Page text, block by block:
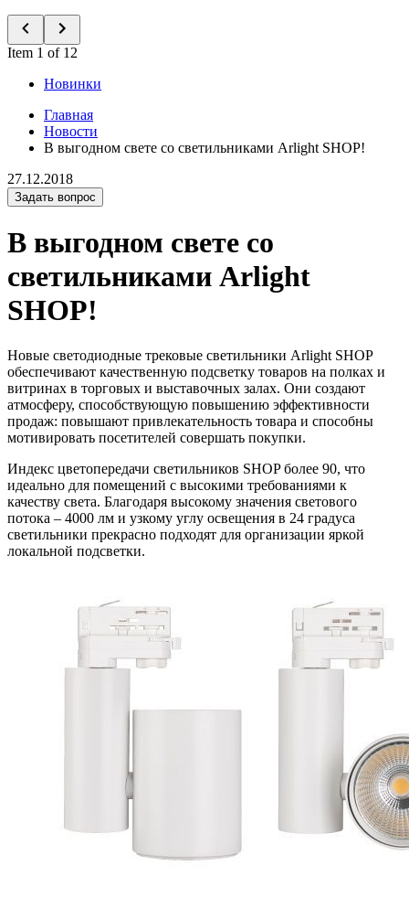
Item 1 of 12
Новинки
Главная
Новости
В выгодном свете со светильниками Arlight SHOP!
27.12.2018
Задать вопрос
В выгодном свете со
светильниками Arlight
SHOP!
Новые светодиодные трековые светильники Arlight SHOP
обеспечивают качественную подсветку товаров на полках и
витринах в торговых и выставочных залах. Они создают
атмосферу, способствующую повышению эффективности
продаж: повышают привлекательность товара и способны
мотивировать посетителей совершать покупки.
Индекс цветопередачи светильников SHOP более 90, что
идеально для помещений с высокими требованиями к
качеству света. Благодаря высокому значения светового
потока – 4000 лм и узкому углу освещения в 24 градуса
светильники прекрасно подходят для организации яркой
локальной подсветки.